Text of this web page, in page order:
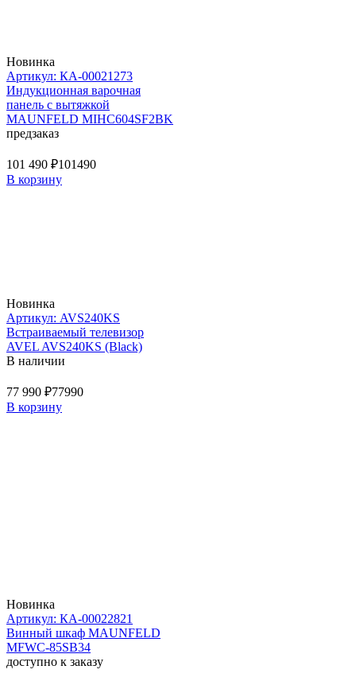
Новинка
Артикул: КА-00021273
Индукционная варочная
панель с вытяжкой
MAUNFELD MIHC604SF2BK
предзаказ
101 490 ₽101490
В корзину
Новинка
Артикул: AVS240KS
Встраиваемый телевизор
AVEL AVS240KS (Black)
В наличии
77 990 ₽77990
В корзину
Новинка
Артикул: КА-00022821
Винный шкаф MAUNFELD
MFWC-85SB34
доступно к заказу